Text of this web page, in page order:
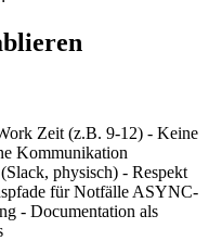
Zeit (z.B. 9-12) - Keine
Kommunikation
physisch) - Respekt
für Notfälle ASYNC-
- Documentation als